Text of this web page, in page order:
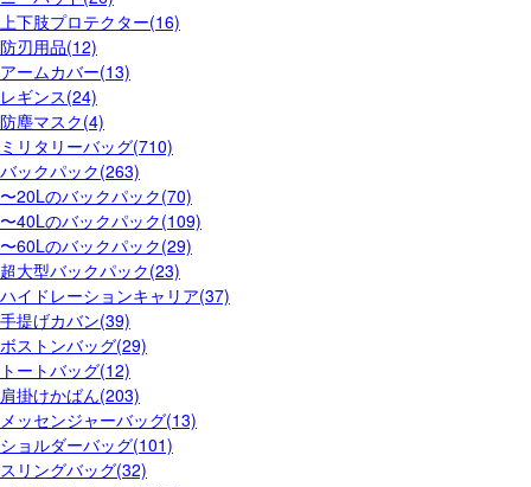
上下肢プロテクター(16)
防刃用品(12)
アームカバー(13)
レギンス(24)
防塵マスク(4)
ミリタリーバッグ(710)
バックパック(263)
〜20Lのバックパック(70)
〜40Lのバックパック(109)
〜60Lのバックパック(29)
超大型バックパック(23)
ハイドレーションキャリア(37)
手提げカバン(39)
ボストンバッグ(29)
トートバッグ(12)
肩掛けかばん(203)
メッセンジャーバッグ(13)
ショルダーバッグ(101)
スリングバッグ(32)